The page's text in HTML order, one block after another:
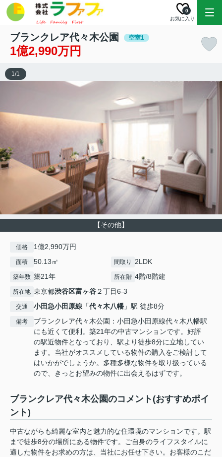
お気に入り
0
ブランクレア代々木公園 空室1
1億2,990万円
【その他】
1/1
価格 1億2,990万円
面積 50.13㎡ 間取り 2LDK
築年数 築21年 所在階 4階/8階建
所在地 東京都渋谷区富ヶ谷２丁目6-3
交通 小田急小田原線 「代々木八幡 」駅 徒歩8分
備考
ブランクレア代々木公園：小田急小田原線代々木八幡駅
にも近くて便利。築21年の中古マンションです。好評
の駅近物件となっており、駅より徒歩8分に立地してい
ます。当社がオススメしている物件の購入をご検討して
はいかがでしょうか。多種多様な物件を取り扱っている
ので、きっとお望みの物件に出会えるはずです。
ブランクレア代々木公園のコメント(おすすめポイ
ント)
中古ながらも綺麗な室内と魅力的な住環境のマンションです。駅
まで徒歩8分の場所にある物件です。ご自身のライフスタイルに
適した物件をお求めの方は、当社にお任せ下さい。お客様のこだ